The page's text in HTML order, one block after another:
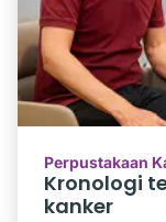
Perpustakaan
Kronologi
kanker